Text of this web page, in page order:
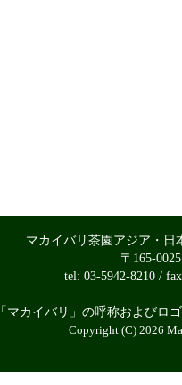
マカイバリ茶園アジア・
〒165-
tel: 03-5942-8210 /
「マカイバリ」の呼称およびロ
Copyright (C) 2026